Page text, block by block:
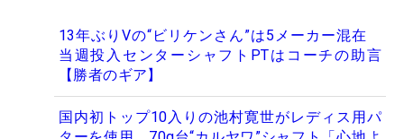
13年ぶりVの“ビリケンさん”は5メーカー混在
当週投入センターシャフトPTはコーチの助言
【勝者のギア】
国内初トップ10入りの池村寛世がレディス用パ